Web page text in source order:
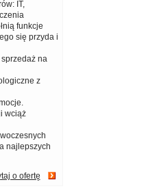
IT,
funkcje
się przyda i
na
z
wciąż
najlepszych
o ofertę